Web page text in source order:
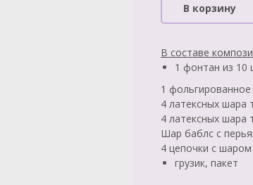
В корзину
В составе
1 фонтан из 10
1
4 латексных шара
4 латексных шара
Шар баблс с
4 цепочки с
грузик, пакет